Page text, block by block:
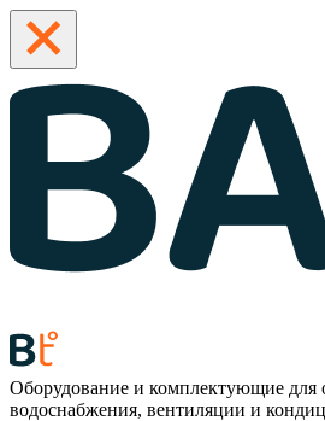
Оборудование и комплектующие для
водоснабжения, вентиляции и